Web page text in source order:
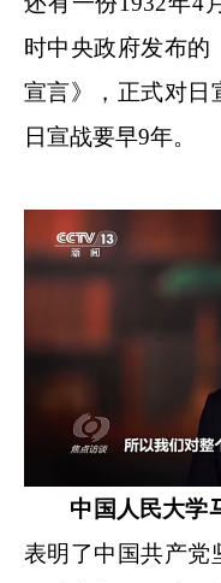
时中央政府发布的
宣言》，正式对日
日宣战要早9年。
中国人民大学
表明了中国共产党